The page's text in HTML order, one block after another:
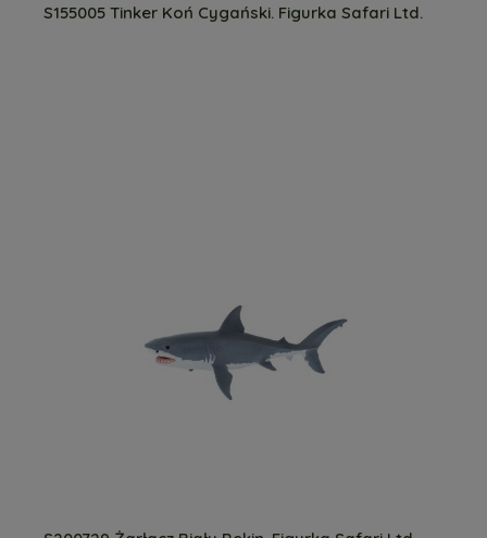
S155005 Tinker Koń Cygański. Figurka Safari Ltd.